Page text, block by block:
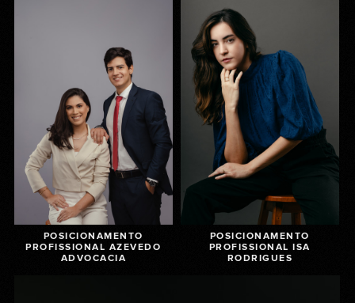
POSICIONAMENTO
PROFISSIONAL AZEVEDO
ADVOCACIA
POSICIONAMENTO
PROFISSIONAL ISA
RODRIGUES